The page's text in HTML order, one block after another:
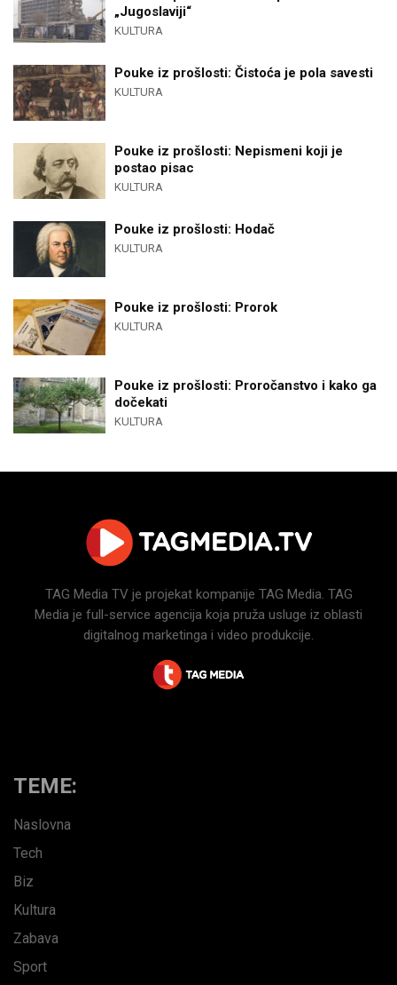
„Jugoslaviji“
KULTURA
Pouke iz prošlosti: Čistoća je pola savesti
KULTURA
Pouke iz prošlosti: Nepismeni koji je
postao pisac
KULTURA
Pouke iz prošlosti: Hodač
KULTURA
Pouke iz prošlosti: Prorok
KULTURA
Pouke iz prošlosti: Proročanstvo i kako ga
dočekati
KULTURA
TAG Media TV je projekat kompanije TAG Media. TAG
Media je full-service agencija koja pruža usluge iz oblasti
digitalnog marketinga i video produkcije.
TEME:
Naslovna
Tech
Biz
Kultura
Zabava
Sport